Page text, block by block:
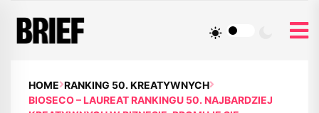
HOME RANKING 50. KREATYWNYCH
BIOSECO – LAUREAT RANKINGU 50. NAJBARDZIEJ